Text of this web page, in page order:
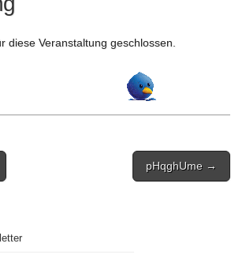
diese Veranstaltung geschlossen.
pHqghUme →